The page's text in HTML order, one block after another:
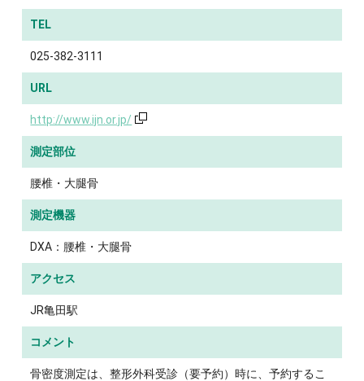
TEL
025-382-3111
URL
http://www.ijn.or.jp/
測定部位
腰椎・大腿骨
測定機器
DXA：腰椎・大腿骨
アクセス
JR亀田駅
コメント
骨密度測定は、整形外科受診（要予約）時に、予約するこ